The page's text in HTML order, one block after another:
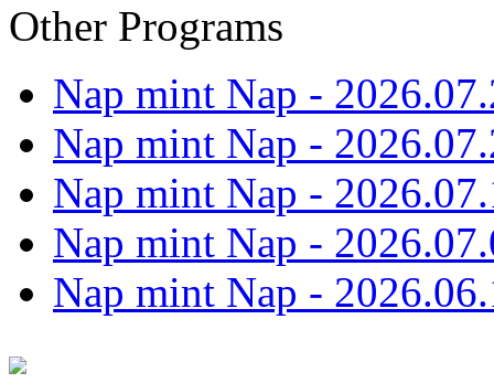
Other Programs
Nap mint Nap -
Nap mint Nap -
Nap mint Nap -
Nap mint Nap -
Nap mint Nap -